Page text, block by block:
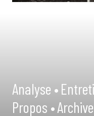
Analyse •
Propos •